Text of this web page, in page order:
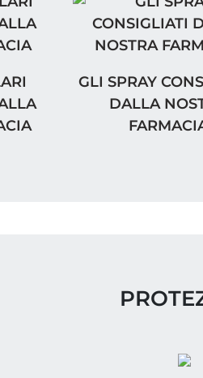
CONSIGLIATE DALLA
GLI SPRAY
GLI SPRAY
DALLA